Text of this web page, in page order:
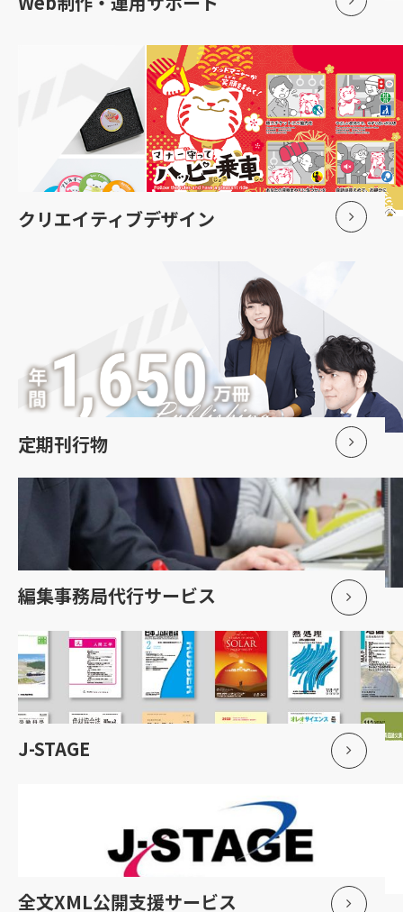
クリエイティブデザイン
定期刊行物
編集事務局代行サービス
J-STAGE
全文XML公開支援サービス